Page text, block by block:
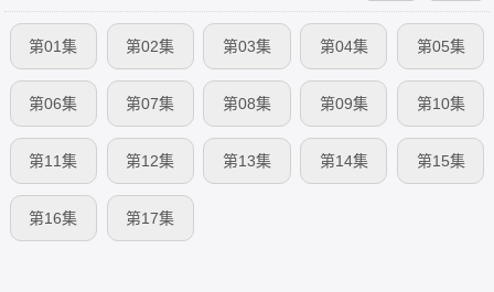
第01集 第02集 第03集 第04集 第05集
第06集 第07集 第08集 第09集 第10集
第11集 第12集 第13集 第14集 第15集
第16集 第17集